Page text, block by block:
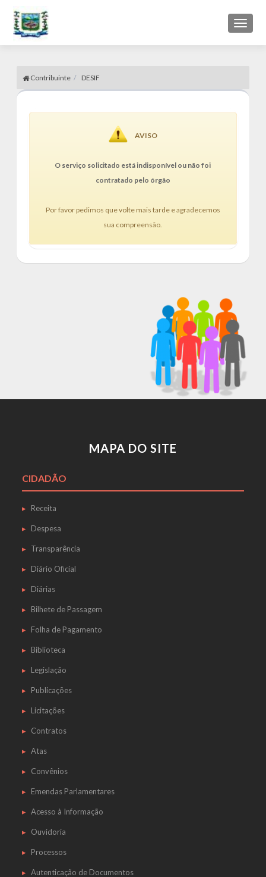
Toggle
Contribuinte DESIF
AVISO
O serviço solicitado está indisponível ou não foi
contratado pelo órgão
Por favor pedimos que volte mais tarde e agradecemos
sua compreensão.
MAPA DO SITE
CIDADÃO
Receita
Despesa
Transparência
Diário Oficial
Diárias
Bilhete de Passagem
Folha de Pagamento
Biblioteca
Legislação
Publicações
Licitações
Contratos
Atas
Convênios
Emendas Parlamentares
Acesso à Informação
Ouvidoria
Processos
Autenticação de Documentos